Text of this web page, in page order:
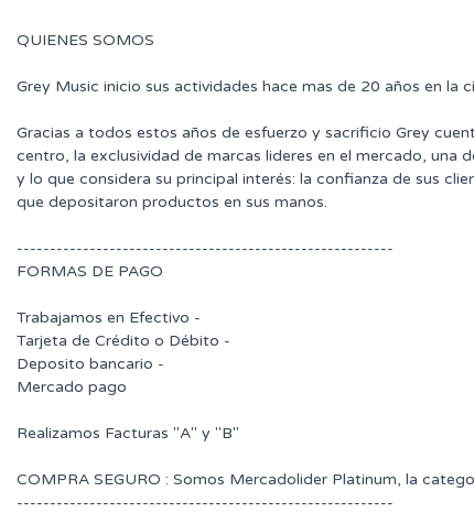
QUIENES SOMOS
Grey Music inicio sus actividades hace mas de 20 años en la
Gracias a todos estos años de esfuerzo y sacrificio Grey
centro, la exclusividad de marcas lideres en el mercado, una
y lo que considera su principal interés: la confianza de sus
que depositaron productos en sus manos.
---------------------------------------------------------
FORMAS DE PAGO
Trabajamos en Efectivo -
Tarjeta de Crédito o Débito -
Deposito bancario -
Mercado pago
Realizamos Facturas "A" y "B"
COMPRA SEGURO : Somos Mercadolider Platinum, la
---------------------------------------------------------